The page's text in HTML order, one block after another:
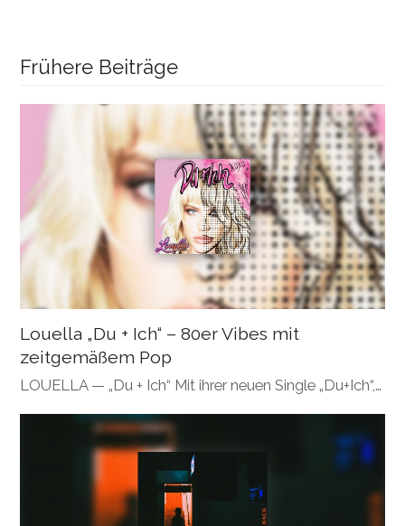
Frühere Beiträge
Louella „Du + Ich“ – 80er Vibes mit
zeitgemäßem Pop
LOUELLA — „Du + Ich“ Mit ihrer neuen Single „Du+Ich“,…